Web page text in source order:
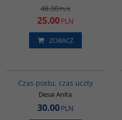
48.00PLN
25.00PLN
ZOBACZ
Czas postu, czas uczty
Desai Anita
30.00PLN